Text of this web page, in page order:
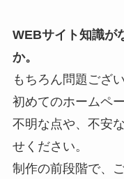
WEBサイト知識が
か。
もちろん問題ござ
初めてのホームペ
不明な点や、不安
せください。
制作の前段階で、